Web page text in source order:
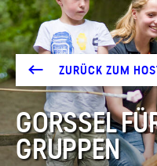
ZURÜCK ZUM
GORSSEL
GRUPPEN